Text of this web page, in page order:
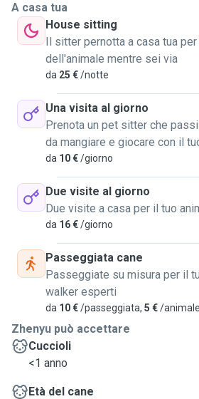
A casa tua
House sitting
Il sitter pernotta a casa tua
dell'animale mentre sei via
da 25 €/notte
Una visita al giorno
Prenota un pet sitter che
da mangiare e giocare con il
da 10 €/giorno
Due visite al giorno
Due visite a casa per il tuo
da 16 €/giorno
Passeggiata cane
Passeggiate su misura per il
walker esperti
da 10 €/passeggiata, 5 €/
Zhenyu può accettare
Cuccioli
<1 anno
Età del cane